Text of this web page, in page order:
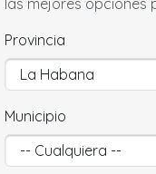
las mejores opciones
Provincia
Municipio